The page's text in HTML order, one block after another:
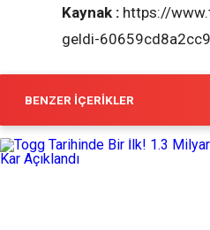
Kaynak : https://
geldi-
BENZER İÇERIKLER